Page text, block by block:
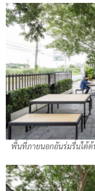
พื้นที่ภายนอกอันร่มรื่นใต้ต้